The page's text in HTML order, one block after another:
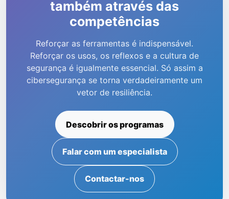
também através das
competências
Reforçar as ferramentas é indispensável.
Reforçar os usos, os reflexos e a cultura de
segurança é igualmente essencial. Só assim a
cibersegurança se torna verdadeiramente um
vetor de resiliência.
Descobrir os programas
Falar com um especialista
Contactar-nos